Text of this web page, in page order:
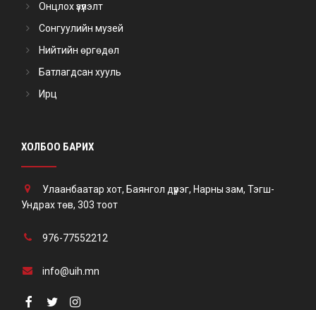
Онцлох үзүүлэлт
Сонгуулийн музей
Нийтийн өргөдөл
Батлагдсан хууль
Ирц
ХОЛБОО БАРИХ
Улаанбаатар хот, Баянгол дүүрэг, Нарны зам, Тэгш-
Ундрах төв, 303 тоот
976-77552212
info@uih.mn